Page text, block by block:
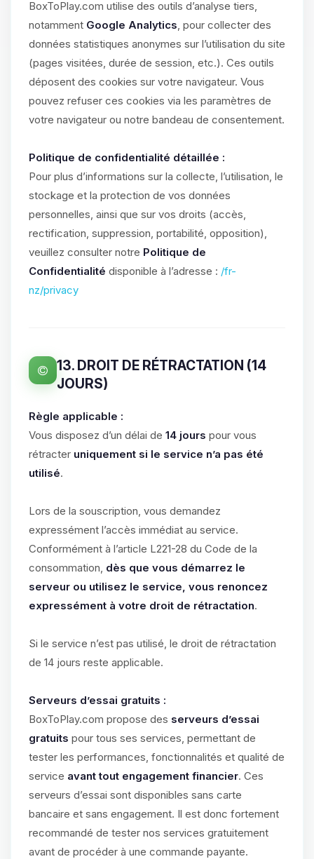
BoxToPlay.com utilise des outils d’analyse tiers,
notamment Google Analytics, pour collecter des
données statistiques anonymes sur l’utilisation du site
(pages visitées, durée de session, etc.). Ces outils
déposent des cookies sur votre navigateur. Vous
pouvez refuser ces cookies via les paramètres de
votre navigateur ou notre bandeau de consentement.
Politique de confidentialité détaillée :
Pour plus d’informations sur la collecte, l’utilisation, le
stockage et la protection de vos données
personnelles, ainsi que sur vos droits (accès,
rectification, suppression, portabilité, opposition),
veuillez consulter notre Politique de
Confidentialité disponible à l’adresse : /fr-
nz/privacy
13. DROIT DE RÉTRACTATION (14
JOURS)
Règle applicable :
Vous disposez d’un délai de 14 jours pour vous
rétracter uniquement si le service n’a pas été
utilisé.
Lors de la souscription, vous demandez
expressément l’accès immédiat au service.
Conformément à l’article L221-28 du Code de la
consommation, dès que vous démarrez le
serveur ou utilisez le service, vous renoncez
expressément à votre droit de rétractation.
Si le service n’est pas utilisé, le droit de rétractation
de 14 jours reste applicable.
Serveurs d’essai gratuits :
BoxToPlay.com propose des serveurs d’essai
gratuits pour tous ses services, permettant de
tester les performances, fonctionnalités et qualité de
service avant tout engagement financier. Ces
serveurs d’essai sont disponibles sans carte
bancaire et sans engagement. Il est donc fortement
recommandé de tester nos services gratuitement
avant de procéder à une commande payante.